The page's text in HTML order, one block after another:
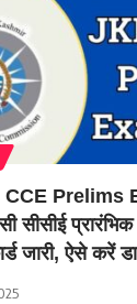
CCE Prelims
सीसीई प्रारंभिक
जारी, ऐसे करें